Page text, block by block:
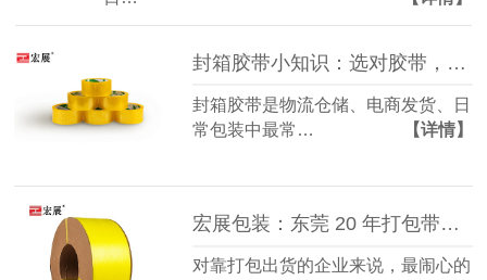
封箱胶带小知识：选对胶带，包装运输更省心
封箱胶带是物流仓储、电商发货、日
常包装中最常…
【详情】
宏展包装：东莞 20 年打包带源头厂，让 “断带烦恼” 从此消失
对靠打包出货的企业来说，最闹心的